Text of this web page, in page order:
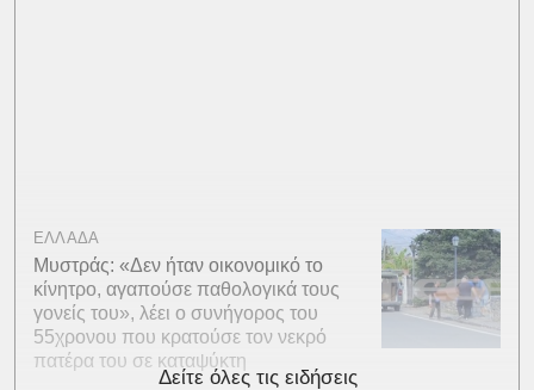
ΕΛΛΑΔΑ
Μυστράς: «Δεν ήταν οικονομικό το
κίνητρο, αγαπούσε παθολογικά τους
γονείς του», λέει ο συνήγορος του
55χρονου που κρατούσε τον νεκρό
πατέρα του σε καταψύκτη
Δείτε όλες τις ειδήσεις